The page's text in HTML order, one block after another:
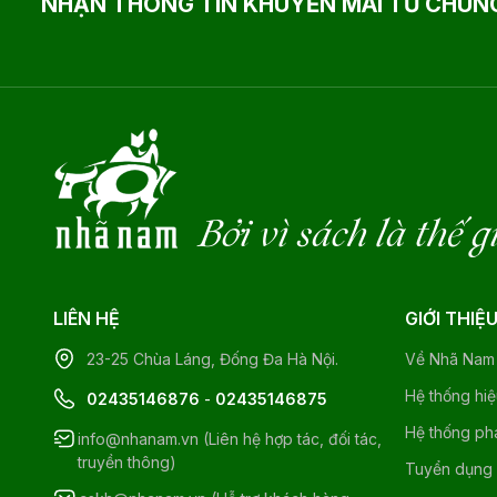
Bởi vì sách là thế
LIÊN HỆ
23-25 Chùa Láng, Đống Đa Hà Nội.
02435146876 - 02435146875
info@nhanam.vn (Liên hệ hợp tác, đối tác,
truyền thông)
GIỚI THIỆU
Về Nhã Nam
Hệ thống
Hệ thống
Tuyển dụng